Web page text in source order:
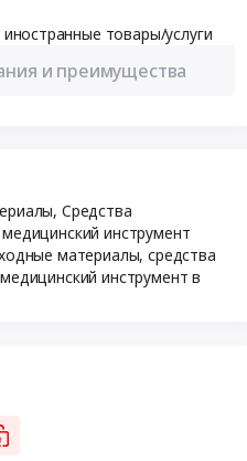
товары/услуги
и преимущества
Средства
инструмент
материалы, средства
инструмент в